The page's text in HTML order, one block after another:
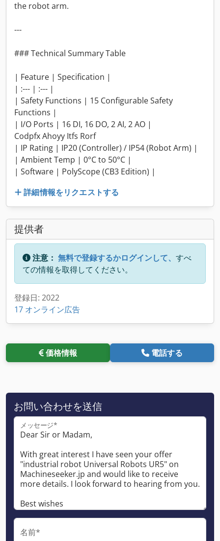
the robot arm.
---
### Technical Summary Table
| Feature | Specification |
| :--- | :--- |
| Safety Functions | 15 Configurable Safety
Functions |
| I/O Ports | 16 DI, 16 DO, 2 AI, 2 AO |
Codpfx Ahoyy Itfs Rorf
| IP Rating | IP20 (Controller) / IP54 (Robot Arm) |
| Ambient Temp | 0°C to 50°C |
| Software | PolyScope (CB3 Edition) |
詳細情報をリクエストする
提供者
注意： 無料で登録するかログインして、 すべ
ての情報を取得してください。
登録日: 2022
17 オンライン広告
価格情報 電話する
お問い合わせを送信
メッセージ*
名前*